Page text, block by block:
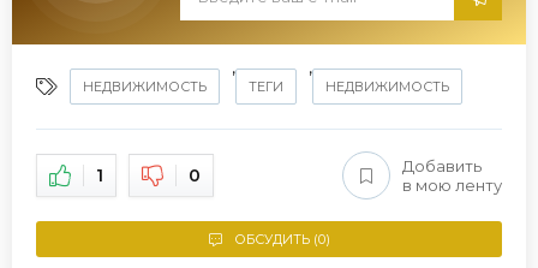
НЕДВИЖИМОСТЬ
,
ТЕГИ
,
НЕДВИЖИМОСТЬ
1 0
Добавить
в мою ленту
ОБСУДИТЬ (0)